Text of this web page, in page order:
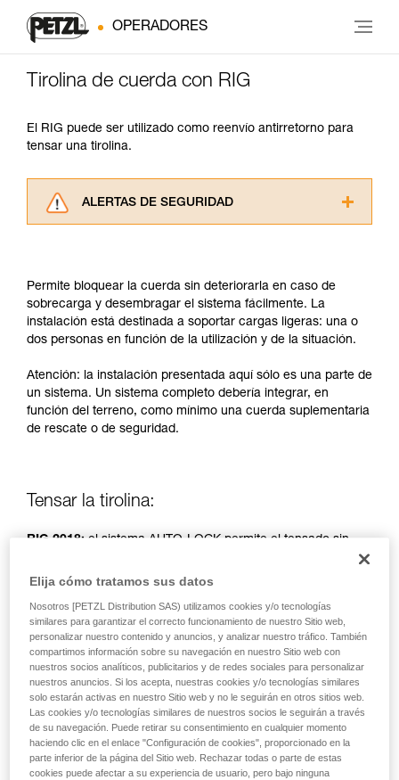
OPERADORES
Tirolina de cuerda con RIG
El RIG puede ser utilizado como reenvío antirretorno para
tensar una tirolina.
ALERTAS DE SEGURIDAD
información de la ficha técnica para poder
comprender este complemento informativo.
Dominar estas técnicas requiere una formación
y un entrenamiento específico. Confirme a
ejecutar estas técnicas, solo y con total
seguridad, antes de ejecutarlas de forma
autónoma.
Damos ejemplos de técnicas relacionadas con
Permite bloquear la cuerda sin deteriorarla en caso de
sobrecarga y desembragar el sistema fácilmente. La
instalación está destinada a soportar cargas ligeras: una o
dos personas en función de la utilización y de la situación.
Atención: la instalación presentada aquí sólo es una parte de
un sistema. Un sistema completo debería integrar, en
función del terreno, como mínimo una cuerda suplementaria
de rescate o de seguridad.
Tensar la tirolina:
RIG 2018: el sistema AUTO-LOCK permite el tensado sin
RIG < 2018:empuñadura en posición B (asegurar).
Polipasto simple, tracción de dos personas.
Elija cómo tratamos sus datos
Nosotros [PETZL Distribution SAS) utilizamos cookies y/o tecnologías
similares para garantizar el correcto funcionamiento de nuestro Sitio web,
personalizar nuestro contenido y anuncios, y analizar nuestro tráfico. También
compartimos información sobre su navegación en nuestro Sitio web con
nuestros socios analíticos, publicitarios y de redes sociales para personalizar
nuestros anuncios. Si los acepta, nuestras cookies y/o tecnologías similares
solo estarán activas en nuestro Sitio web y no le seguirán en otros sitios web.
Las cookies y/o tecnologías similares de nuestros socios le seguirán a través
de su navegación. Puede retirar su consentimiento en cualquier momento
haciendo clic en el enlace "Configuración de cookies", proporcionado en la
parte inferior de la página del Sitio web. Rechazar todas o parte de estas
cookies puede afectar a su experiencia de usuario, pero bajo ninguna